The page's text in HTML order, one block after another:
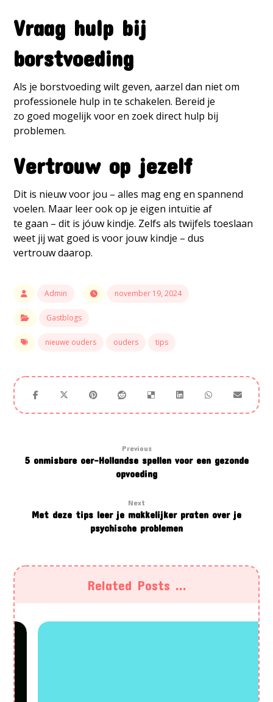
Vraag hulp bij
borstvoeding
Als je borstvoeding wilt geven, aarzel dan niet om
professionele hulp in te schakelen. Bereid je
zo goed mogelijk voor en zoek direct hulp bij
problemen.
Vertrouw op jezelf
Dit is nieuw voor jou – alles mag eng en spannend
voelen. Maar leer ook op je eigen intuïtie af
te gaan – dit is jóuw kindje. Zelfs als twijfels toeslaan
weet jij wat goed is voor jouw kindje – dus
vertrouw daarop.
Admin november 19, 2024
Gastblogs
nieuwe ouders ouders tips
Previous
5 onmisbare oer-Hollandse spellen voor een gezonde
opvoeding
Next
Met deze tips leer je makkelijker praten over je
psychische problemen
Related Posts ...